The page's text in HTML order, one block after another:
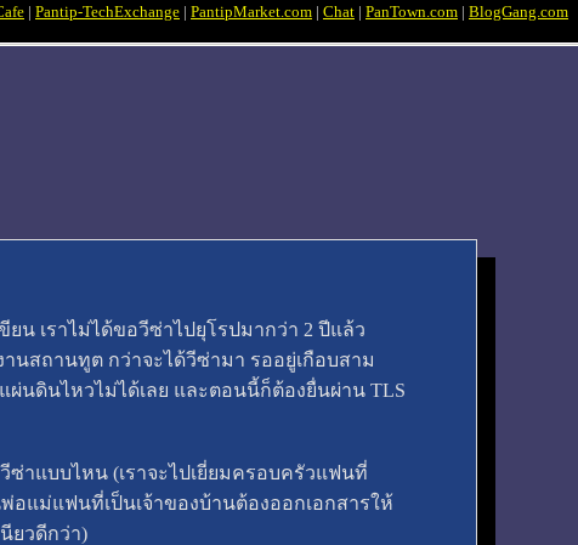
| Pantip-TechExchange | PantipMarket.com | Chat | PanTown.com | BlogGang.com
น เราไม่ได้ขอวีซ่าไปยุโรปมากว่า 2 ปีแล้ว
นสถานทูต กว่าจะได้วีซ่ามา รออยู่เกือบสาม
นดินไหวไม่ได้เลย และตอนนี้ก็ต้องยื่นผ่าน TLS
ซ่าแบบไหน (เราจะไปเยี่ยมครอบครัวแฟนที่
พ่อแม่แฟนที่เป็นเจ้าของบ้านต้องออกเอกสารให้
ยวดีกว่า)